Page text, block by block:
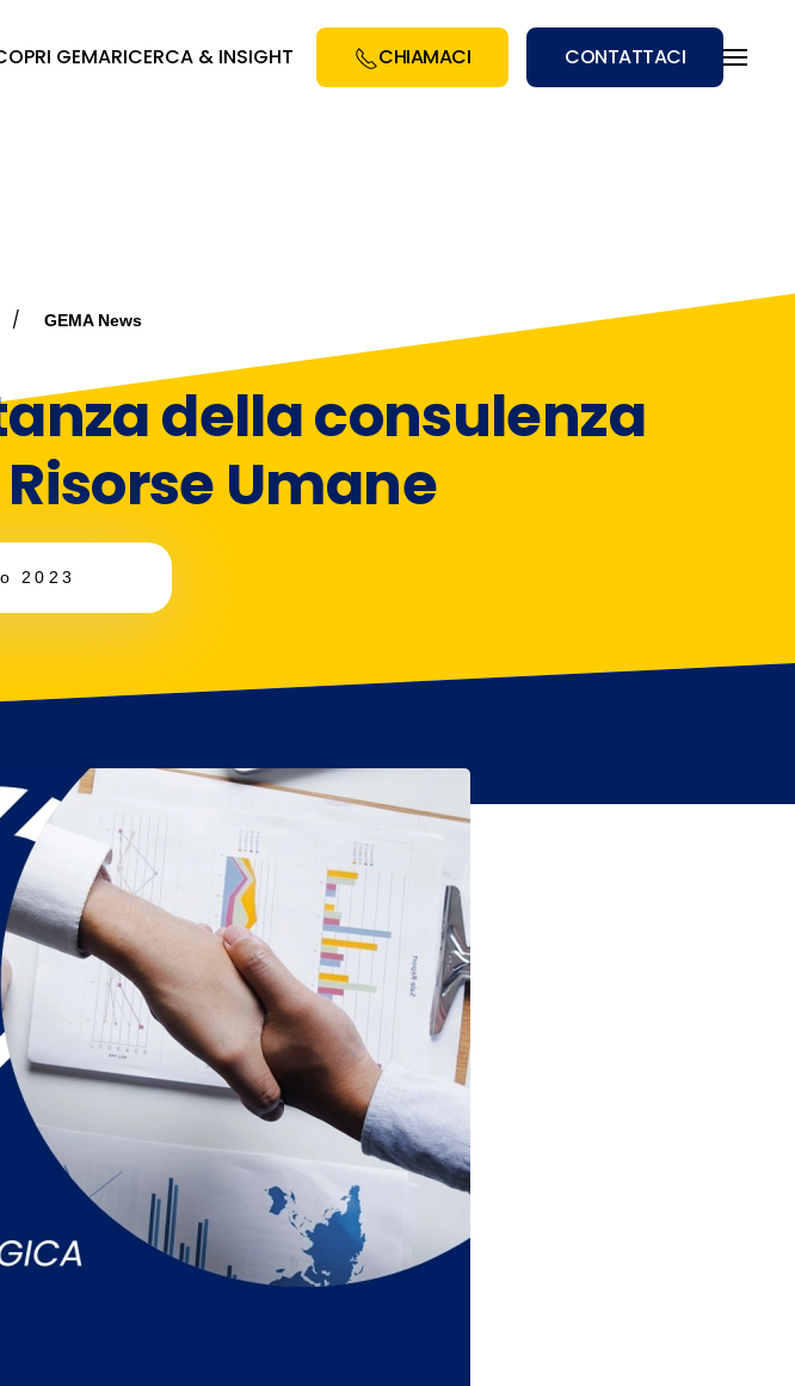
GEMARICERCA & INSIGHT CHIAMACI CONTATTACI
GEMA News
della consulenza
Umane
2023